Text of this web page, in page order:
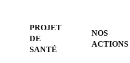
PROJET
DE
SANTÉ
NOS
ACTIONS